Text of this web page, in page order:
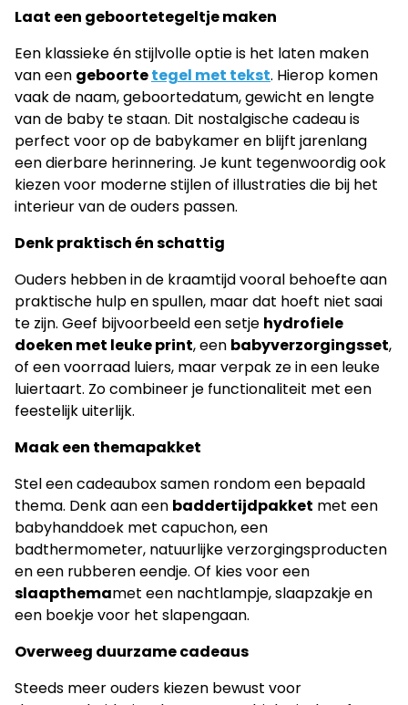
Laat een geboortetegeltje maken
Een klassieke én stijlvolle optie is het laten maken
van een geboortetegel met tekst. Hierop komen
vaak de naam, geboortedatum, gewicht en lengte
van de baby te staan. Dit nostalgische cadeau is
perfect voor op de babykamer en blijft jarenlang
een dierbare herinnering. Je kunt tegenwoordig ook
kiezen voor moderne stijlen of illustraties die bij het
interieur van de ouders passen.
Denk praktisch én schattig
Ouders hebben in de kraamtijd vooral behoefte aan
praktische hulp en spullen, maar dat hoeft niet saai
te zijn. Geef bijvoorbeeld een setje hydrofiele
doeken met leuke print, een babyverzorgingsset,
of een voorraad luiers, maar verpak ze in een leuke
luiertaart. Zo combineer je functionaliteit met een
feestelijk uiterlijk.
Maak een themapakket
Stel een cadeaubox samen rondom een bepaald
thema. Denk aan een baddertijdpakket met een
babyhanddoek met capuchon, een
badthermometer, natuurlijke verzorgingsproducten
en een rubberen eendje. Of kies voor een
slaapthemamet een nachtlampje, slaapzakje en
een boekje voor het slapengaan.
Overweeg duurzame cadeaus
Steeds meer ouders kiezen bewust voor